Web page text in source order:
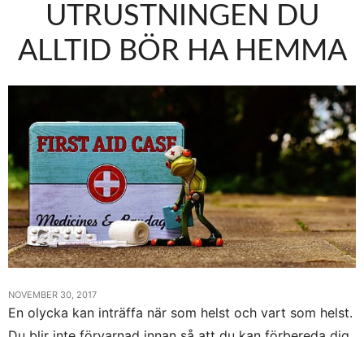
UTRUSTNINGEN DU
ALLTID BÖR HA HEMMA
NOVEMBER 30, 2017
En olycka kan inträffa när som helst och vart som helst.